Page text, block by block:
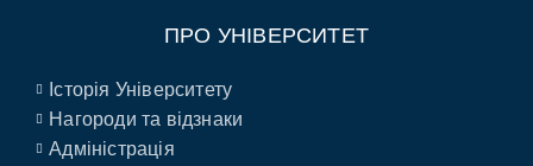
ПРО УНІВЕРСИТЕТ
Історія Університету
Нагороди та відзнаки
Адміністрація